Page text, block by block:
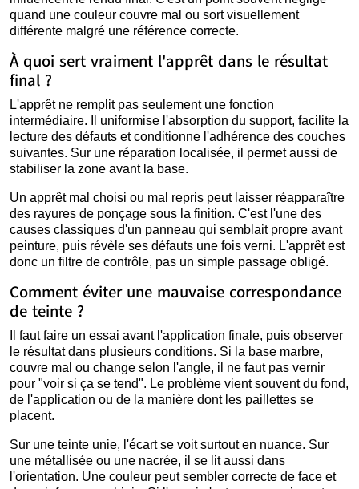
quand une couleur couvre mal ou sort visuellement
différente malgré une référence correcte.
À quoi sert vraiment l'apprêt dans le résultat
final ?
L'apprêt ne remplit pas seulement une fonction
intermédiaire. Il uniformise l'absorption du support, facilite la
lecture des défauts et conditionne l'adhérence des couches
suivantes. Sur une réparation localisée, il permet aussi de
stabiliser la zone avant la base.
Un apprêt mal choisi ou mal repris peut laisser réapparaître
des rayures de ponçage sous la finition. C'est l'une des
causes classiques d'un panneau qui semblait propre avant
peinture, puis révèle ses défauts une fois verni. L'apprêt est
donc un filtre de contrôle, pas un simple passage obligé.
Comment éviter une mauvaise correspondance
de teinte ?
Il faut faire un essai avant l'application finale, puis observer
le résultat dans plusieurs conditions. Si la base marbre,
couvre mal ou change selon l'angle, il ne faut pas vernir
pour "voir si ça se tend". Le problème vient souvent du fond,
de l'application ou de la manière dont les paillettes se
placent.
Sur une teinte unie, l'écart se voit surtout en nuance. Sur
une métallisée ou une nacrée, il se lit aussi dans
l'orientation. Une couleur peut sembler correcte de face et